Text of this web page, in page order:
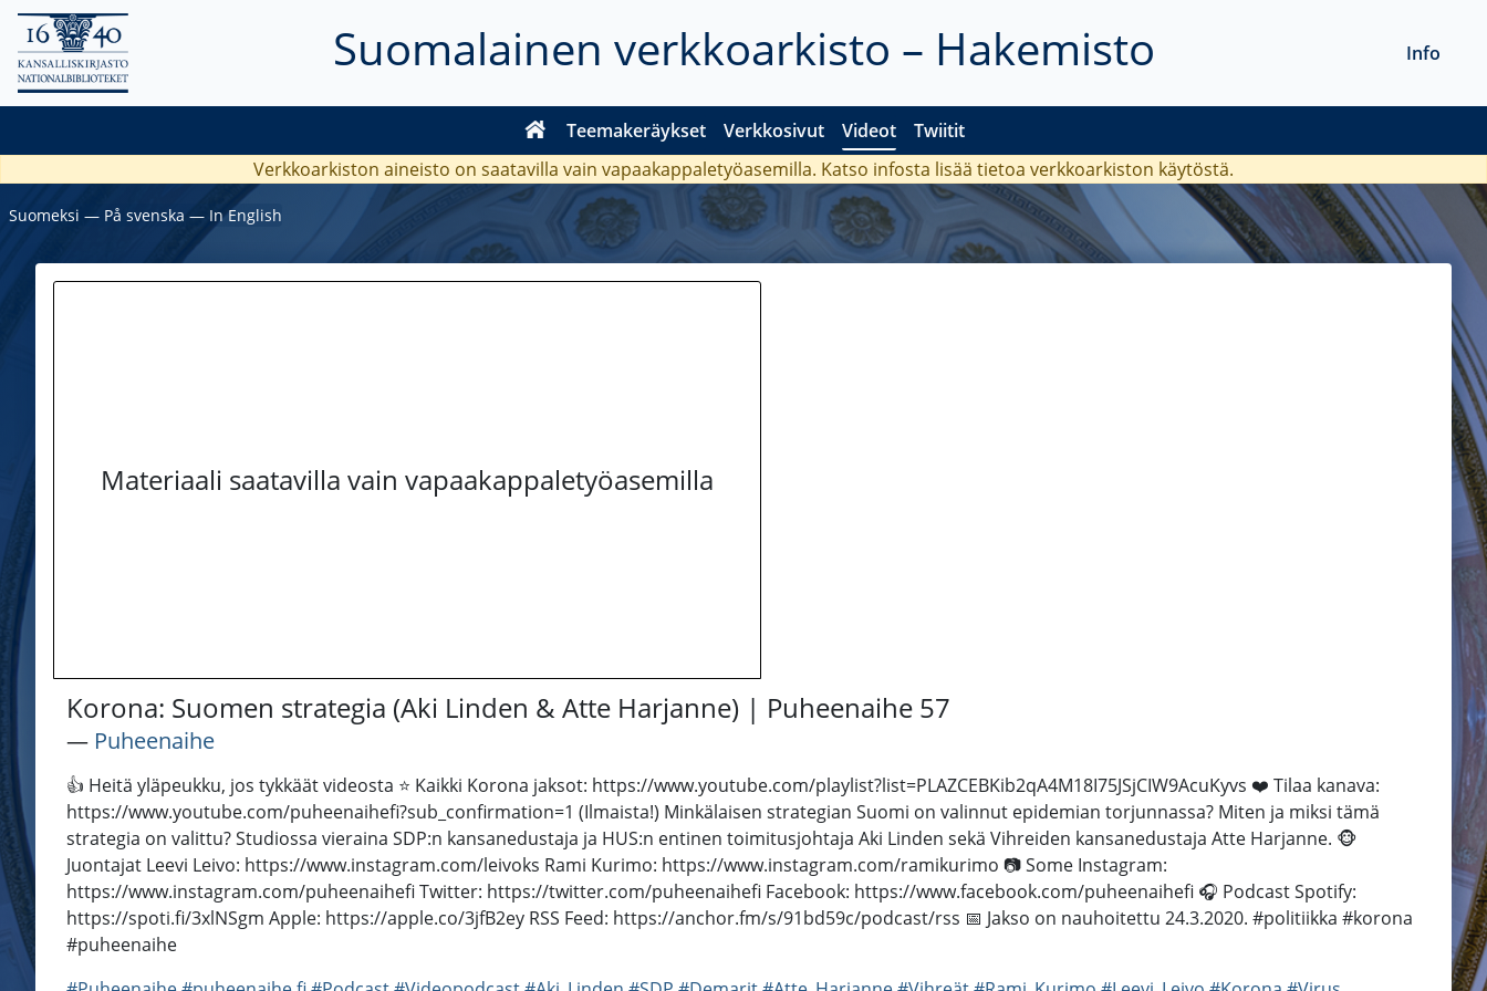
Suomalainen verkkoarkisto – Hakemisto
Teemakeräykset Verkkosivut Videot Twiitit
Info
Verkkoarkiston aineisto on saatavilla vain vapaakappaletyöasemilla. Katso infosta lisää tietoa verkkoarkiston käytöstä.
Suomeksi ― På svenska ― In English
Materiaali saatavilla vain vapaakappaletyöasemilla
Korona: Suomen strategia (Aki Linden & Atte Harjanne) | Puheenaihe 57
― Puheenaihe
👍 Heitä yläpeukku, jos tykkäät videosta ⭐ Kaikki Korona jaksot: https://www.youtube.com/playlist?list=PLAZCEBKib2qA4M18I75JSjCIW9AcuKyvs ❤️ Tilaa kanava:
https://www.youtube.com/puheenaihefi?sub_confirmation=1 (Ilmaista!) Minkälaisen strategian Suomi on valinnut epidemian torjunnassa? Miten ja miksi tämä
strategia on valittu? Studiossa vieraina SDP:n kansanedustaja ja HUS:n entinen toimitusjohtaja Aki Linden sekä Vihreiden kansanedustaja Atte Harjanne. 🐵
Juontajat Leevi Leivo: https://www.instagram.com/leivoks Rami Kurimo: https://www.instagram.com/ramikurimo 📷 Some Instagram:
https://www.instagram.com/puheenaihefi Twitter: https://twitter.com/puheenaihefi Facebook: https://www.facebook.com/puheenaihefi 🎧 Podcast Spotify:
https://spoti.fi/3xlNSgm Apple: https://apple.co/3jfB2ey RSS Feed: https://anchor.fm/s/91bd59c/podcast/rss 📅 Jakso on nauhoitettu 24.3.2020. #politiikka #korona
#puheenaihe